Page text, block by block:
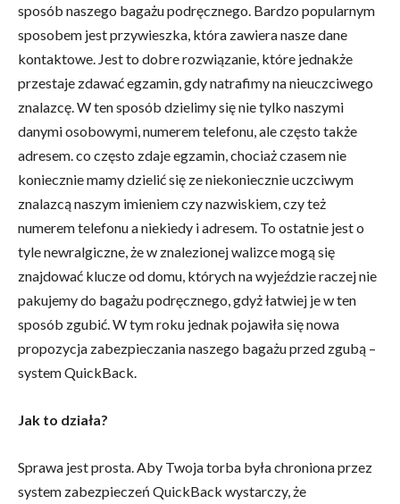
sposób naszego bagażu podręcznego. Bardzo popularnym
sposobem jest przywieszka, która zawiera nasze dane
kontaktowe. Jest to dobre rozwiązanie, które jednakże
przestaje zdawać egzamin, gdy natrafimy na nieuczciwego
znalazcę. W ten sposób dzielimy się nie tylko naszymi
danymi osobowymi, numerem telefonu, ale często także
adresem. co często zdaje egzamin, chociaż czasem nie
koniecznie mamy dzielić się ze niekoniecznie uczciwym
znalazcą naszym imieniem czy nazwiskiem, czy też
numerem telefonu a niekiedy i adresem. To ostatnie jest o
tyle newralgiczne, że w znalezionej walizce mogą się
znajdować klucze od domu, których na wyjeździe raczej nie
pakujemy do bagażu podręcznego, gdyż łatwiej je w ten
sposób zgubić. W tym roku jednak pojawiła się nowa
propozycja zabezpieczania naszego bagażu przed zgubą –
system QuickBack.
Jak to działa?
Sprawa jest prosta. Aby Twoja torba była chroniona przez
system zabezpieczeń QuickBack wystarczy, że